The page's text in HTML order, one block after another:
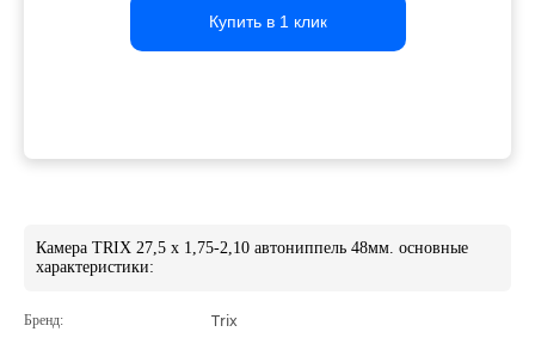
Купить в 1 клик
Купить в 1 клик
Купить в 1 клик
Камера TRIX 27,5 x 1,75-2,10 автониппель 48мм. основные
характеристики:
Бренд: Trix